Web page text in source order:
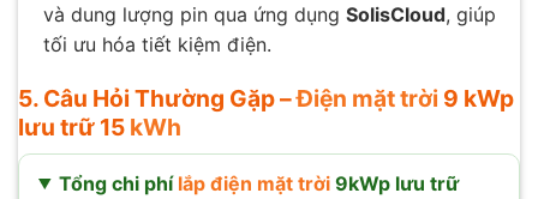
và dung lượng pin qua ứng dụng SolisCloud, giúp
tối ưu hóa tiết kiệm điện.
5. Câu Hỏi Thường Gặp –Điện mặt trời 9 kWp
lưu trữ 15 kWh
Tổng chi phí lắp điện mặt trời9kWp lưu trữ